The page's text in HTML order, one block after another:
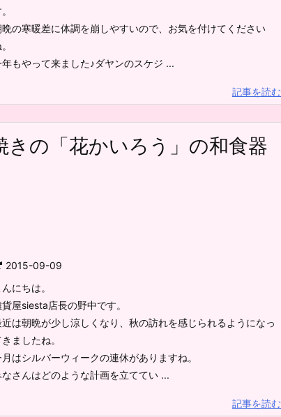
晩の寒暖差に体調を崩しやすいので、お気を付けてください
年もやって来ました♪ダヤンのスケジ ...
記事を読む
きの「花かいろう」の和食器
2015-09-09
んにちは。
貨屋siesta店長の野中です。
近は朝晩が少し涼しくなり、秋の訪れを感じられるようになっ
ましたね。
月はシルバーウィークの連休がありますね。
なさんはどのような計画を立ててい ...
記事を読む